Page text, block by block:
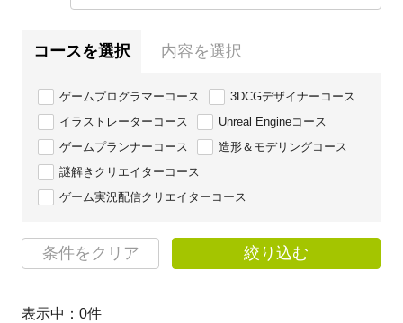
コースを選択 内容を選択
ゲームプログラマーコース
3DCGデザイナーコース
イラストレーターコース
Unreal Engineコース
ゲームプランナーコース
造形＆モデリングコース
謎解きクリエイターコース
ゲーム実況配信クリエイターコース
条件をクリア 絞り込む
表示中： 0件